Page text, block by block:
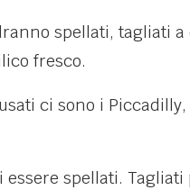
spellati, tagliati a
fresco.
ci sono i
spellati.